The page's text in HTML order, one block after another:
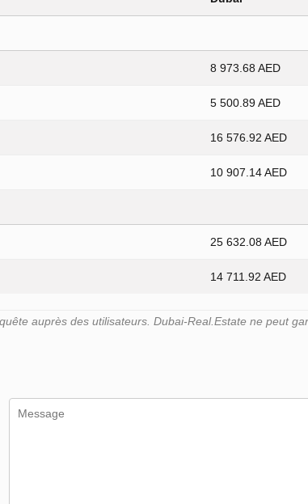
8 973.68 AED
5 500.89 AED
16 576.92 AED
10 907.14 AED
25 632.08 AED
14 711.92 AED
auprès des utilisateurs. Dubai-Real.Estate ne peut